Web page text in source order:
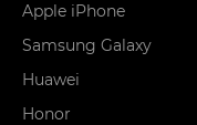
Apple iPhone
Samsung Galaxy
Huawei
Honor